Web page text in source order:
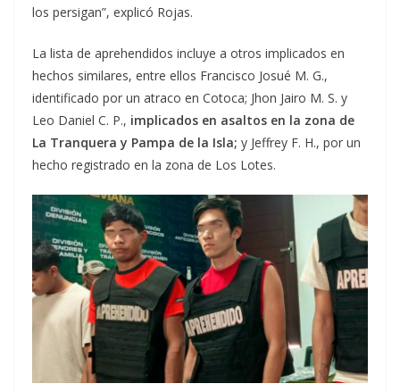
los persigan”, explicó Rojas.
La lista de aprehendidos incluye a otros implicados en
hechos similares, entre ellos Francisco Josué M. G.,
identificado por un atraco en Cotoca; Jhon Jairo M. S. y
Leo Daniel C. P., implicados en asaltos en la zona de
La Tranquera y Pampa de la Isla; y Jeffrey F. H., por un
hecho registrado en la zona de Los Lotes.